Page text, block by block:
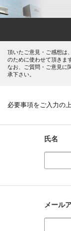
頂いたご意見・ご感想は
のために使わせて頂きま
なお、ご質問・ご意見に
承下さい。
必要事項をご入力の
氏名
メール